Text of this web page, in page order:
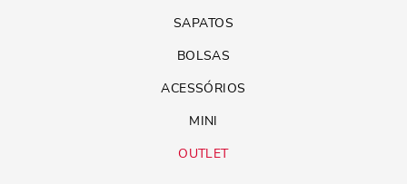
SAPATOS
BOLSAS
ACESSÓRIOS
MINI
OUTLET